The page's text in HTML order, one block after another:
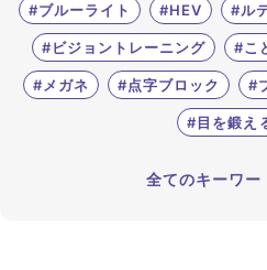
#ブルーライト #HEV #ル
#ビジョントレーニング #こ
#メガネ #点字ブロック #
#目を鍛え
全てのキーワー